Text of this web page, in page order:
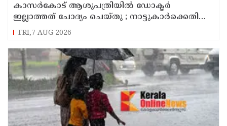
കാസർകോട് ആശുപത്രിയിൽ ഡോക്ടർ
ഇല്ലാത്തത് ചോദ്യം ചെയ്തു ; നാട്ടുകാർക്കെതിരെ
കേസെടുത്ത് പൊലീസ്
FRI,7 AUG 2026